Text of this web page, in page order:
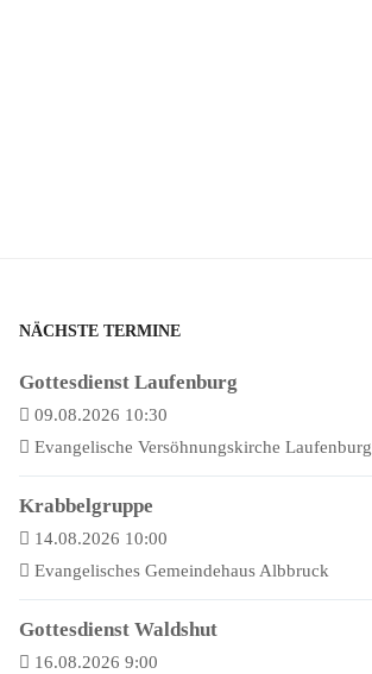
NÄCHSTE TERMINE
Gottesdienst Laufenburg
09.08.2026 10:30
Evangelische Versöhnungskirche Laufenburg
Krabbelgruppe
14.08.2026 10:00
Evangelisches Gemeindehaus Albbruck
Gottesdienst Waldshut
16.08.2026 9:00